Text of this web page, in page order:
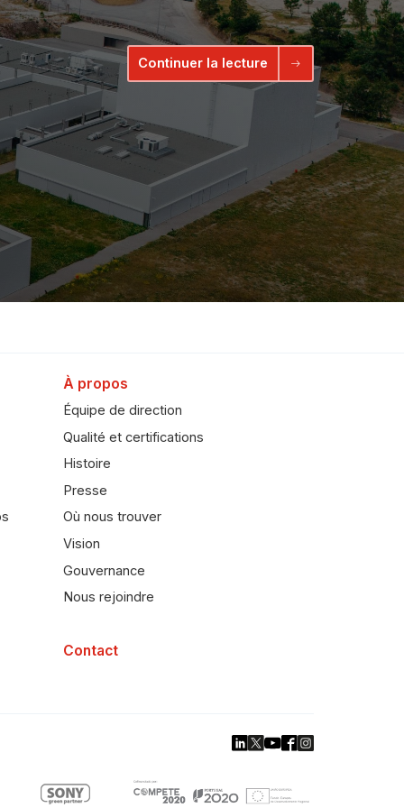
Continuer la lecture
À propos
Équipe de direction
Qualité et certifications
Histoire
Presse
Où nous trouver
Vision
Gouvernance
Nous rejoindre
Contact